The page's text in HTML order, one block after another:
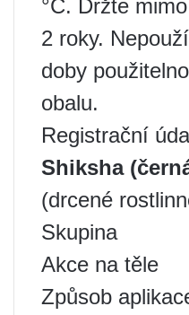
°C. Držte
2 roky.
doby
obalu.
Registrační
Shiksha
(drcené
Skupina
Akce na těle
Způsob